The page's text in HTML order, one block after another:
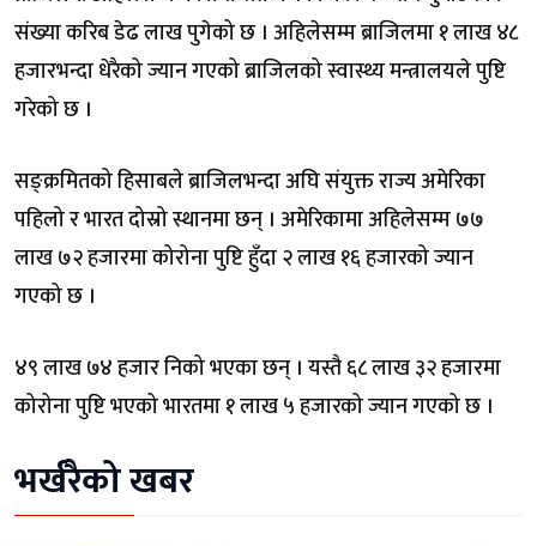
संख्या करिब डेढ लाख पुगेको छ । अहिलेसम्म ब्राजिलमा १ लाख ४८
हजारभन्दा धेरैको ज्यान गएको ब्राजिलको स्वास्थ्य मन्त्रालयले पुष्टि
गरेको छ ।
सङ्क्रमितको हिसाबले ब्राजिलभन्दा अघि संयुक्त राज्य अमेरिका
पहिलो र भारत दोस्रो स्थानमा छन् । अमेरिकामा अहिलेसम्म ७७
लाख ७२ हजारमा कोरोना पुष्टि हुँदा २ लाख १६ हजारको ज्यान
गएको छ ।
४९ लाख ७४ हजार निको भएका छन् । यस्तै ६८ लाख ३२ हजारमा
कोरोना पुष्टि भएको भारतमा १ लाख ५ हजारको ज्यान गएको छ ।
भर्खरैको खबर